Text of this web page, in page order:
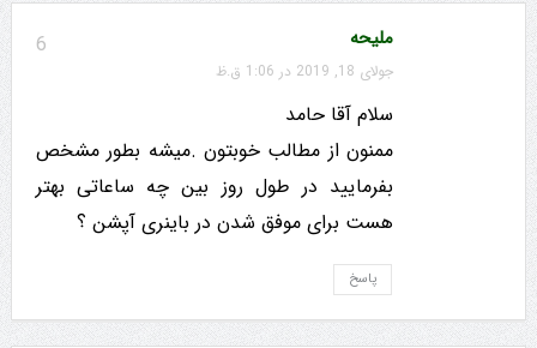
6 ملیحه
جولای 18, 2019 در 1:06 ق.ظ
سلام آقا حامد
ممنون از مطالب خوبتون .میشه بطور مشخص
بفرمایید در طول روز بین چه ساعاتی بهتر
هست برای موفق شدن در باینری آپشن ؟
پاسخ